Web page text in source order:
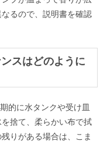
るので、説明書を確認
スはどのように
的に水タンクや受け皿
捨て、柔らかい布で拭
りがある場合は、こま